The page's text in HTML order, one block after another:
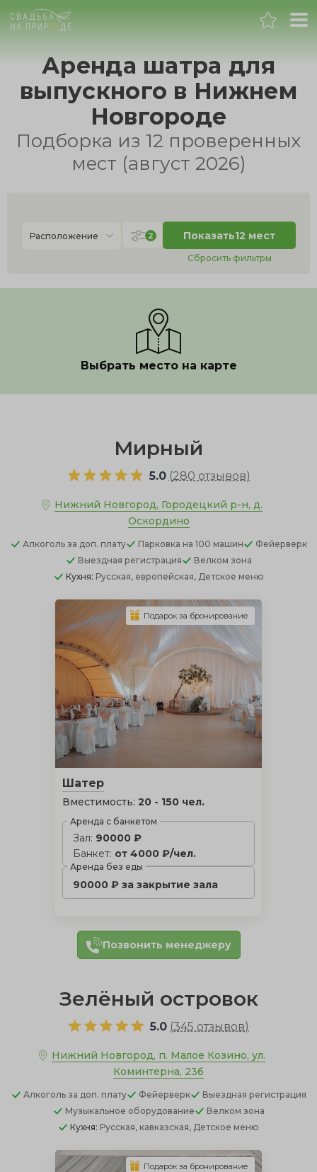
Нижний Новгород
Банкет
День рождения
Новогодний корпоратив
Аренда шатра для
выпускного в Нижнем
Новгороде
Подборка из 12 проверенных
мест (август 2026)
Расположение 2 Показать12 мест
Сбросить фильтры
Выбрать место на карте
Мирный
5.0 (280 отзывов)
Нижний Новгород, Городецкий р-н, д.
Оскордино
Алкоголь за доп. плату Парковка на 100 машин
Фейерверк
Выездная регистрация
Велком зона
Кухня: Русская, европейская, Детское меню
Шатер
Вместимость: 20 - 150 чел.
Аренда с банкетом
Зал: 90000 ₽
Банкет: от 4000 ₽/чел.
Аренда без еды
90000 ₽ за закрытие зала
Подарок за бронирование
Позвонить менеджеру
Зелёный островок
5.0 (345 отзывов)
Нижний Новгород, п. Малое Козино, ул.
Коминтерна, 23б
Алкоголь за доп. плату Фейерверк
Выездная регистрация
Музыкальное оборудование
Велком зона
Кухня: Русская, кавказская, Детское меню
Подарок за бронирование